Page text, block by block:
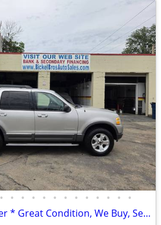
• • • • • • • • • • • • •
💥💥2005 Ford Explorer * Great Condition, We Buy, Sell, Trade Warranty